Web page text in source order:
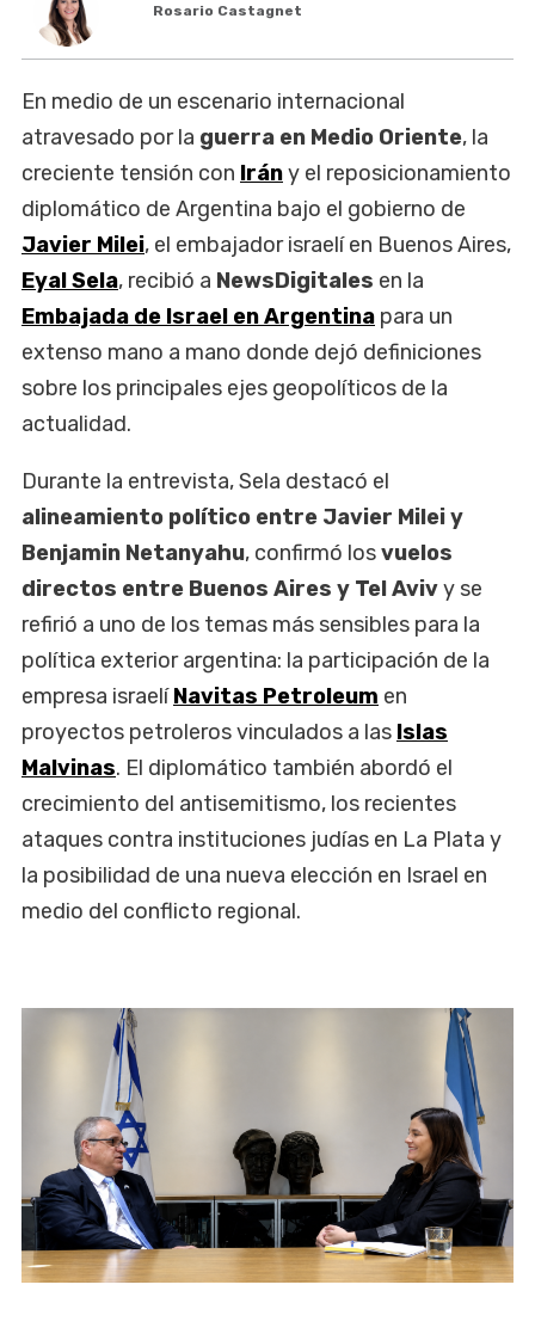
Rosario Castagnet
En medio de un escenario internacional
atravesado por la guerra en Medio Oriente, la
creciente tensión con Irány el reposicionamiento
diplomático de Argentina bajo el gobierno de
Javier Milei, el embajador israelí en Buenos Aires,
Eyal Sela, recibió a NewsDigitales en la
Embajada de Israel en Argentina para un
extenso mano a mano donde dejó definiciones
sobre los principales ejes geopolíticos de la
actualidad.
Durante la entrevista, Sela destacó el
alineamiento político entre Javier Milei y
Benjamin Netanyahu, confirmó losvuelos
directos entre Buenos Aires y Tel Avivy se
refirió a uno de los temas más sensibles para la
política exterior argentina: la participación de la
empresa israelíNavitas Petroleum en
proyectos petroleros vinculados a las Islas
Malvinas. El diplomático también abordó el
crecimiento del antisemitismo, los recientes
ataques contra instituciones judías en La Plata y
la posibilidad de una nueva elección en Israel en
medio del conflicto regional.